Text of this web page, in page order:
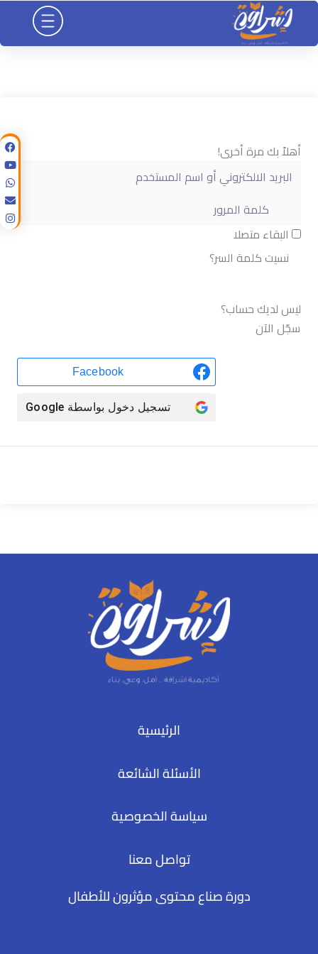
تخطي
المحتوى
أهلاً بك مرة أخرى!
البقاء متصلا
نسيت كلمة السر؟
ليس لديك حساب؟
سجّل الآن
Facebook
تسجيل دخول بواسطة Google
الرئيسية
الأسئلة الشائعة
سياسة الخصوصية
تواصل معنا
دورة صناع محتوى مؤثرون للأطفال